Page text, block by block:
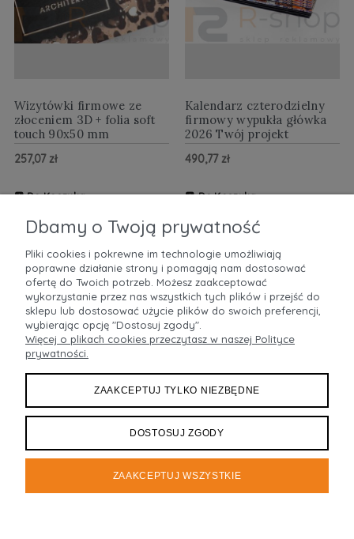
Wizytówki firmowe ze
złoceniem 3D + folia soft
touch 90x50 mm
257,07 zł
Do Koszyka
Kalendarz czterodzielny
firmowy wypukła główka
2026 Twój projekt
490,77 zł
Do Koszyka
POMOC
MOJE KONTO
INFORMACJE
O NAS
Dbamy o Twoją prywatność
Pliki cookies i pokrewne im technologie umożliwiają
poprawne działanie strony i pomagają nam dostosować
ofertę do Twoich potrzeb. Możesz zaakceptować
wykorzystanie przez nas wszystkich tych plików i przejść do
sklepu lub dostosować użycie plików do swoich preferencji,
wybierając opcję "Dostosuj zgody".
Więcej o plikach cookies przeczytasz w naszej Polityce
prywatności.
ZAAKCEPTUJ TYLKO NIEZBĘDNE
DOSTOSUJ ZGODY
ZAAKCEPTUJ WSZYSTKIE